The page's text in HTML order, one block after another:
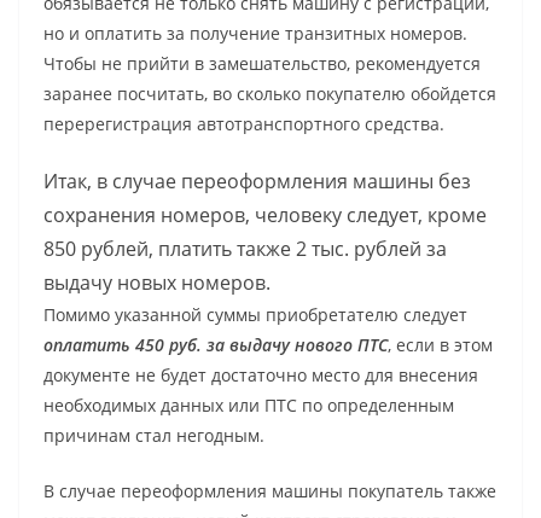
но и оплатить за получение транзитных номеров.
Чтобы не прийти в замешательство, рекомендуется
заранее посчитать, во сколько покупателю обойдется
перерегистрация автотранспортного средства.
Итак, в случае переоформления машины без
сохранения номеров, человеку следует, кроме
850 рублей, платить также 2 тыс. рублей за
выдачу новых номеров.
Помимо указанной суммы приобретателю следует
оплатить 450 руб. за выдачу нового ПТС, если в этом
документе не будет достаточно место для внесения
необходимых данных или ПТС по определенным
причинам стал негодным.
В случае переоформления машины покупатель также